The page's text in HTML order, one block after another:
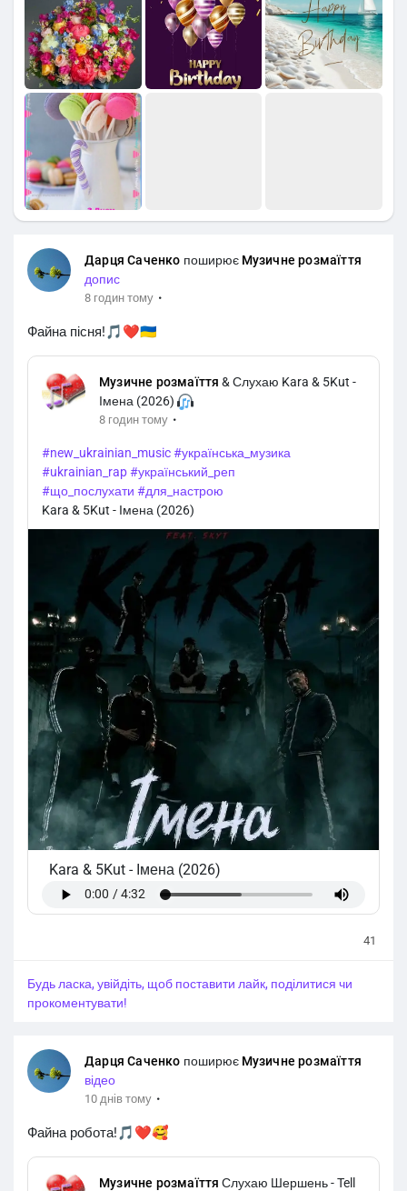
Дарця Саченко поширює Музичне розмаїття
допис
8 годин тому ·
Файна пісня!🎵❤️🇺🇦
Музичне розмаїття & Слухаю Kara & 5Kut -
Імена (2026)
8 годин тому ·
#new_ukrainian_music#українська_музика
#ukrainian_rap#український_реп
#що_послухати #для_настрою
Kara & 5Kut - Імена (2026)
Kara & 5Kut - Імена (2026)
41
Будь ласка, увійдіть, щоб поставити лайк, поділитися чи
прокоментувати!
Дарця Саченко поширює Музичне розмаїття
відео
10 днів тому ·
Файна робота!🎵❤️🥰
Музичне розмаїття Слухаю Шершень - Tell